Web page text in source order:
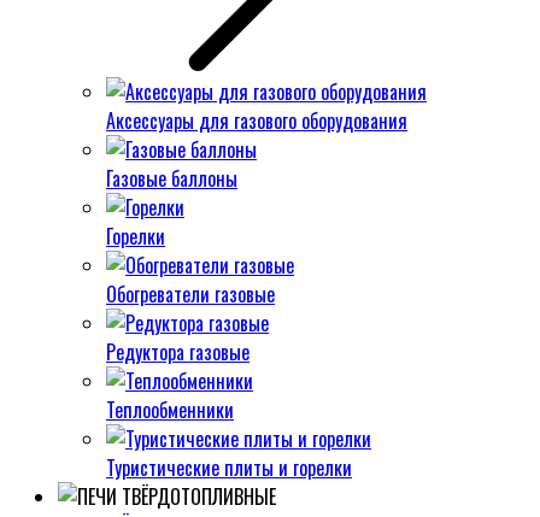
Аксессуары для газового оборудования
Газовые баллоны
Горелки
Обогреватели газовые
Редуктора газовые
Теплообменники
Туристические плиты и горелки